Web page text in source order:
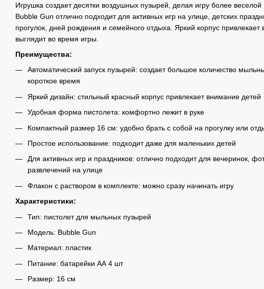
Игрушка создает десятки воздушных пузырей, делая игру более веселой
Bubble Gun отлично подходит для активных игр на улице, детских
прогулок, дней рождения и семейного отдыха. Яркий корпус
выглядит во время игры.
Преимущества:
Автоматический запуск пузырей: создает большое количество
короткое время
Яркий дизайн: стильный красный корпус привлекает внимание детей
Удобная форма пистолета: комфортно лежит в руке
Компактный размер 16 см: удобно брать с собой на прогулку или
Простое использование: подходит даже для маленьких детей
Для активных игр и праздников: отлично подходит для вечеринок,
развлечений на улице
Флакон с раствором в комплекте: можно сразу начинать игру
Характеристики:
Тип: пистолет для мыльных пузырей
Модель: Bubble Gun
Материал: пластик
Питание: батарейки АА 4 шт
Размер: 16 см